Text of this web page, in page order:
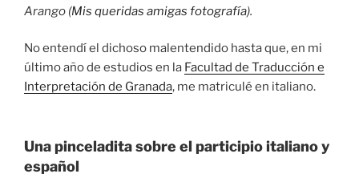
Arango (Mis queridas amigas fotografía).
No entendí el dichoso malentendido hasta que, en mi
último año de estudios en la Facultad de Traducción e
Interpretación de Granada, me matriculé en italiano.
Una pinceladita sobre el participio italiano y
español